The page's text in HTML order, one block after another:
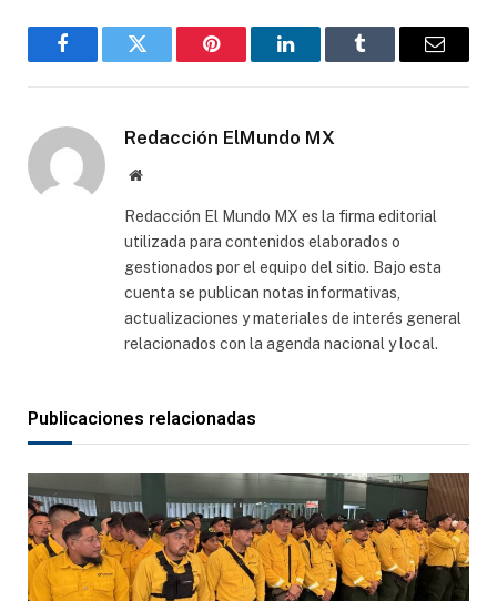
FacebookGorjeo Pinterest LinkedInTumblr
Correo
Redacción ElMundo MX
Sitio
Redacción El Mundo MX es la firma editorial
utilizada para contenidos elaborados o
gestionados por el equipo del sitio. Bajo esta
cuenta se publican notas informativas,
actualizaciones y materiales de interés general
relacionados con la agenda nacional y local.
Publicaciones relacionadas